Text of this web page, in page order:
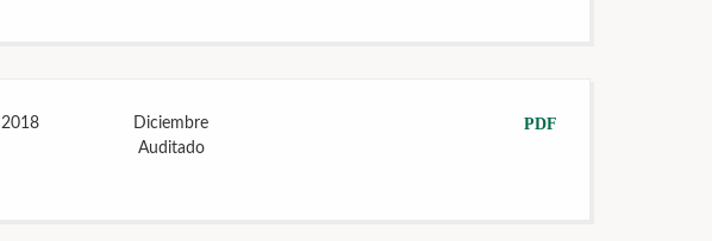
2018
Diciembre
Auditado
PDF